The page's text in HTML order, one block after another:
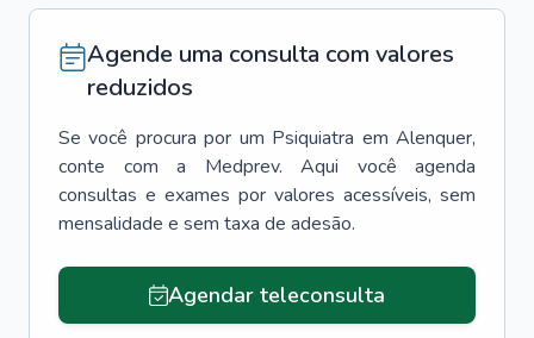
Agende uma consulta com valores
reduzidos
Se você procura por um Psiquiatra em Alenquer,
conte com a Medprev. Aqui você agenda
consultas e exames por valores acessíveis, sem
mensalidade e sem taxa de adesão.
Agendar teleconsulta